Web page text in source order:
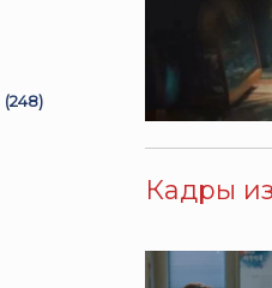
Кадры
(248)